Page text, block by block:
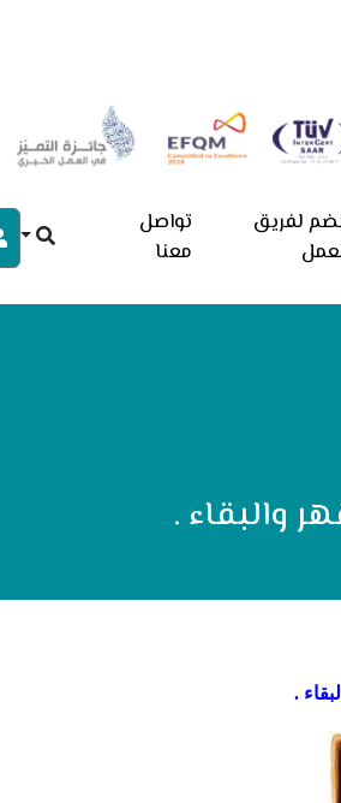
لفريق
تواصل
معنا
والبقاء .
.